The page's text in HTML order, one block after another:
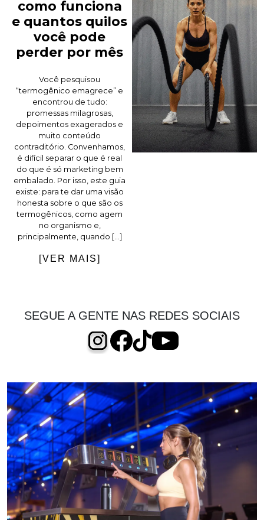
como funciona
e quantos quilos
você pode
perder por mês
Você pesquisou
“termogênico emagrece” e
encontrou de tudo:
promessas milagrosas,
depoimentos exagerados e
muito conteúdo
contraditório. Convenhamos,
é difícil separar o que é real
do que é só marketing bem
embalado. Por isso, este guia
existe: para te dar uma visão
honesta sobre o que são os
termogênicos, como agem
no organismo e,
principalmente, quando […]
[VER MAIS]
SEGUE A GENTE NAS REDES SOCIAIS